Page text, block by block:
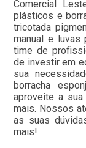
Comercial
plásticos e
tricotada
manual e luvas
time de
de investir em
sua
borracha
aproveite a
mais. Nossos
as suas
mais!